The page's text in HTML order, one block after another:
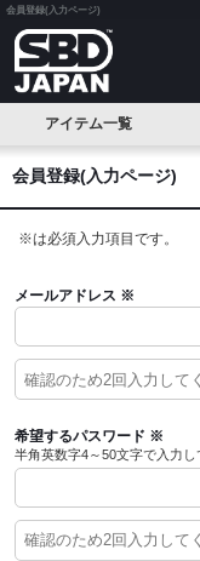
会員登録(入力ページ)
アイテム一覧
SALE
試着品
ニースリーブ
ニーラップ
リフティングストラップ
シングレット
Tシャツ
会員登録(入力ページ)
※は必須入力項目です。
メールアドレス ※
希望するパスワード ※
半角英数字4～50文字で入力し